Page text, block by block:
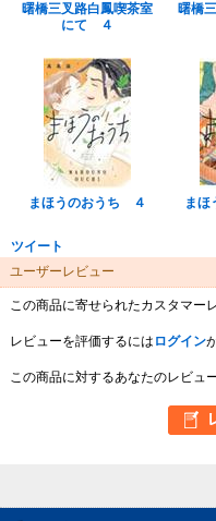
曙橋三叉路白鳳喫茶室
にて ４
曙橋
まほうのおうち ４ ま
ツイート
ユーザーレビュー
この商品に寄せられたカスタマー
レビューを評価するには ログイン
この商品に対するあなたのレビュ